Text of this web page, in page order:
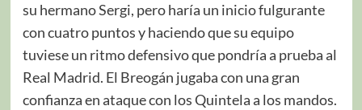
su hermano Sergi, pero haría un inicio fulgurante
con cuatro puntos y haciendo que su equipo
tuviese un ritmo defensivo que pondría a prueba al
Real Madrid. El Breogán jugaba con una gran
confianza en ataque con los Quintela a los mandos.